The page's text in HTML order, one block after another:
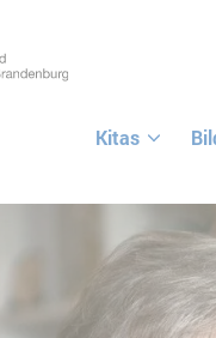
ZUR SUCHE SPRINGEN
Kitas